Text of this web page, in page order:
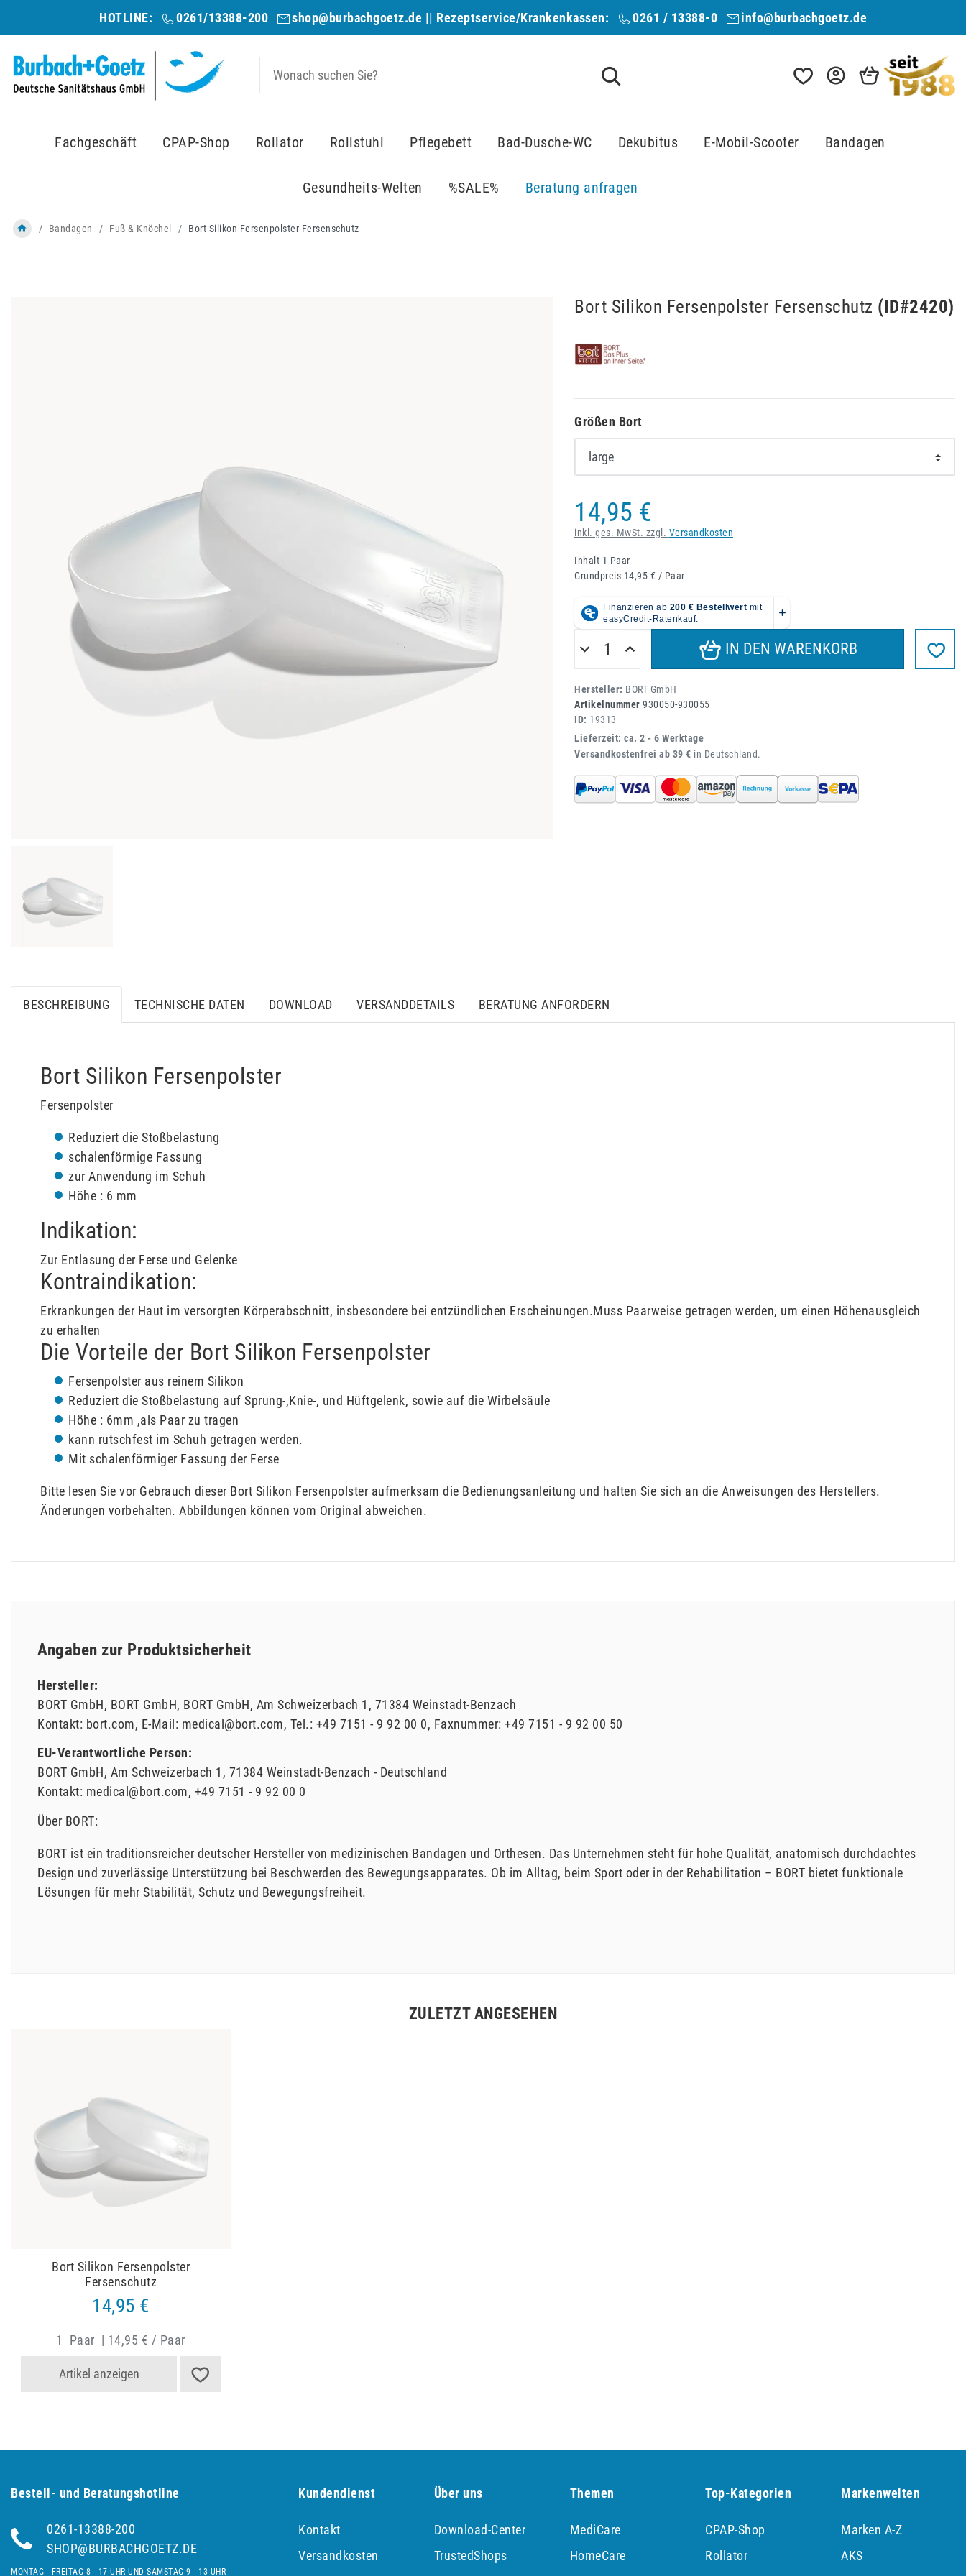
HOTLINE: 0261/13388-200 shop@burbachgoetz.de || Rezeptservice/Krankenkassen: 0261 / 13388-0 info@burbachgoetz.de
Fachgeschäft CPAP-Shop Rollator Rollstuhl Pflegebett Bad-Dusche-WC Dekubitus E-Mobil-Scooter Bandagen
Gesundheits-Welten %SALE% Beratung anfragen
Bandagen Fuß & Knöchel Bort Silikon Fersenpolster Fersenschutz
Bort Silikon Fersenpolster Fersenschutz (ID#2420)
Größen Bort
14,95 €
inkl. ges. MwSt. zzgl. Versandkosten
Inhalt 1 Paar
Grundpreis 14,95 € / Paar
IN DEN WARENKORB
Hersteller: BORT GmbH
Artikelnummer 930050-930055
ID: 19313
Lieferzeit: ca. 2 - 6 Werktage
Versandkostenfrei ab 39 € in Deutschland.
BESCHREIBUNG TECHNISCHE DATEN DOWNLOAD VERSANDDETAILS BERATUNG ANFORDERN
Bort Silikon Fersenpolster
Fersenpolster
Reduziert die Stoßbelastung
schalenförmige Fassung
zur Anwendung im Schuh
Höhe : 6 mm
Indikation:
Zur Entlasung der Ferse und Gelenke
Kontraindikation:
Erkrankungen der Haut im versorgten Körperabschnitt, insbesondere bei entzündlichen Erscheinungen.Muss Paarweise getragen werden, um einen Höhenausgleich
zu erhalten
Die Vorteile der Bort Silikon Fersenpolster
Fersenpolster aus reinem Silikon
Reduziert die Stoßbelastung auf Sprung-,Knie-, und Hüftgelenk, sowie auf die Wirbelsäule
Höhe : 6mm ,als Paar zu tragen
kann rutschfest im Schuh getragen werden.
Mit schalenförmiger Fassung der Ferse
Bitte lesen Sie vor Gebrauch dieser Bort Silikon Fersenpolster aufmerksam die Bedienungsanleitung und halten Sie sich an die Anweisungen des Herstellers.
Änderungen vorbehalten. Abbildungen können vom Original abweichen.
Angaben zur Produktsicherheit
Hersteller:
BORT GmbH BORT GmbH BORT GmbH Am Schweizerbach 1 71384 Weinstadt-Benzach
Kontakt: bort.com E-Mail: medical@bort.com Tel.: +49 7151 - 9 92 00 0 Faxnummer: +49 7151 - 9 92 00 50
EU-Verantwortliche Person:
BORT GmbH Am Schweizerbach 1 71384 Weinstadt-Benzach
Deutschland
Kontakt: medical@bort.com +49 7151 - 9 92 00 0
Über BORT:
BORT ist ein traditionsreicher deutscher Hersteller von medizinischen Bandagen und Orthesen. Das Unternehmen steht für hohe Qualität, anatomisch durchdachtes
Design und zuverlässige Unterstützung bei Beschwerden des Bewegungsapparates. Ob im Alltag, beim Sport oder in der Rehabilitation – BORT bietet funktionale
Lösungen für mehr Stabilität, Schutz und Bewegungsfreiheit.
ZULETZT ANGESEHEN
Bort Silikon Fersenpolster
Fersenschutz
14,95 €
1 Paar | 14,95 € / Paar
Artikel anzeigen
Bestell- und Be­ra­tungs­hot­line
0261-13388-200
SHOP@BURBACHGOETZ.DE
MONTAG - FREITAG 8 - 17 UHR UND SAMSTAG 9 - 13 UHR
Kundendienst
Kontakt
Versandkosten
Über uns
Download-Center
TrustedShops
Themen
MediCare
HomeCare
Top-Kategorien
CPAP-Shop
Rollator
Markenwelten
Marken A-Z
AKS